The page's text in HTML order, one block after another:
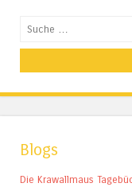
Suchen
Blogs
Die Krawallmaus